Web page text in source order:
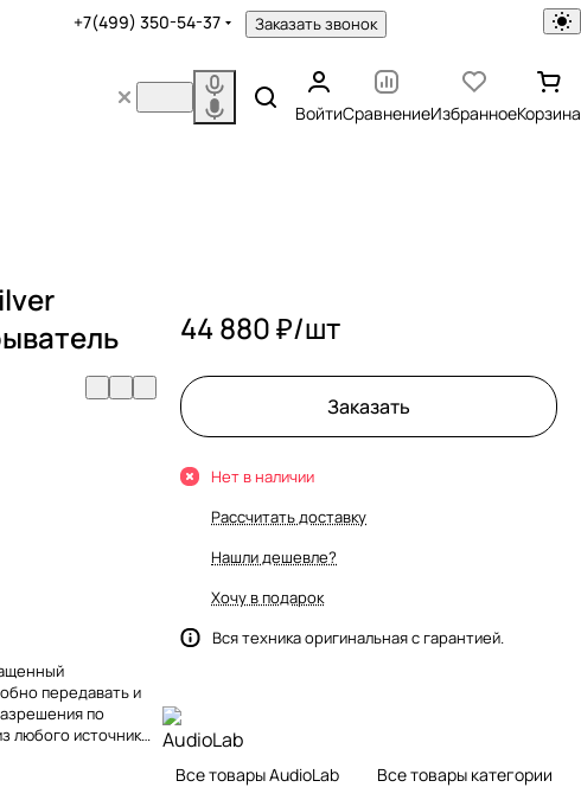
+7(499) 350-54-37 Заказать звонок
ВойтиСравнениеИзбранноеКорзина
передавать и
по
любого источника:
44 880 ₽/шт
Заказать
Нет в наличии
Рассчитать доставку
Нашли дешевле?
Хочу в подарок
Вся техника оригинальная с гарантией.
Все товары AudioLab Все товары категории